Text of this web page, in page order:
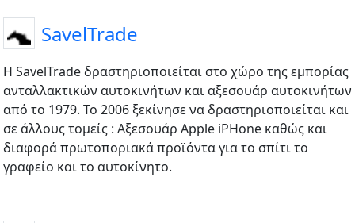
SavelTrade
Η SavelTrade δραστηριοποιείται στο χώρο της εμπορίας
ανταλλακτικών αυτοκινήτων και αξεσουάρ αυτοκινήτων
από το 1979. Το 2006 ξεκίνησε να δραστηριοποιείται και
σε άλλους τομείς : Αξεσουάρ Apple iPHone καθώς και
διαφορά πρωτοποριακά προϊόντα για το σπίτι το
γραφείο και το αυτοκίνητο.